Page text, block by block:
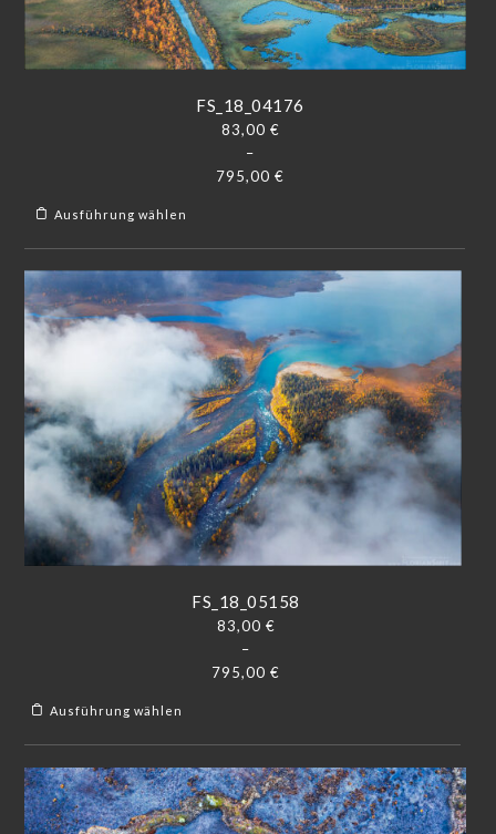
FS_18_04176
83,00 €
–
795,00 €
Ausführung wählen
FS_18_05158
83,00 €
–
795,00€
Ausführung wählen